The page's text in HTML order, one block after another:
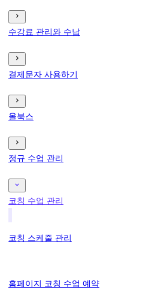
수강료 관리와 수납
결제문자 사용하기
올북스
정규 수업 관리
코칭 수업 관리
코칭 스케줄 관리
홈페이지 코칭 수업 예약